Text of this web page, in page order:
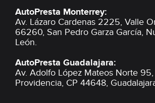
AutoPresta Monterrey:
Av. Lázaro Cardenas 2225, Valle
66260, San Pedro Garza García,
León.
AutoPresta Guadalajara:
Av. Adolfo López Mateos Norte 95,
Providencia, CP 44648,